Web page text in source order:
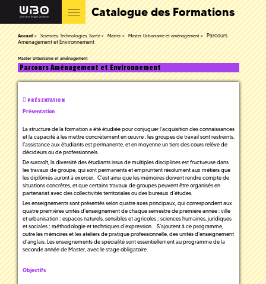
Catalogue des Formations
Accueil Sciences, Technologies, Santé Master Master Urbanisme et aménagement
Parcours
Aménagement et Environnement
Master Urbanisme et aménagement
Parcours Aménagement et Environnement
PRÉSENTATION
Présentation
La structure de la formation a été étudiée pour conjuguer l’acquisition des connaissances
et la capacité à les mettre concrètement en œuvre : les groupes de travail sont restreints,
l’assistance aux étudiants est permanente, et en moyenne un tiers des cours relève de
décideurs ou de professionnels.
De surcroît, la diversité des étudiants issus de multiples disciplines est fructueuse dans
les travaux de groupe, qui sont permanents et empruntent résolument aux métiers que
les diplômés auront à exercer. C’est ainsi que les mémoires doivent rendre compte de
situations concrètes, et que certains travaux de groupes peuvent être organisés en
partenariat avec des collectivités territoriales ou des bureaux d’études.
Les enseignements sont présentés selon quatre axes principaux, qui correspondent aux
quatre premières unités d’enseignement de chaque semestre de première année : ville
et urbanisation ; espaces naturels, sensibles et agricoles ; sciences humaines, juridiques
et sociales ; méthodologie et techniques d’expression. S’ajoutent à ce programme,
outre les mémoires et les ateliers de pratique professionnelle, des unités d’enseignement
d’anglais. Les enseignements de spécialité sont essentiellement au programme de la
seconde année de Master, avec le stage obligatoire.
Objectifs